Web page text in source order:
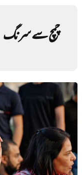
چمچ سے سرنگ